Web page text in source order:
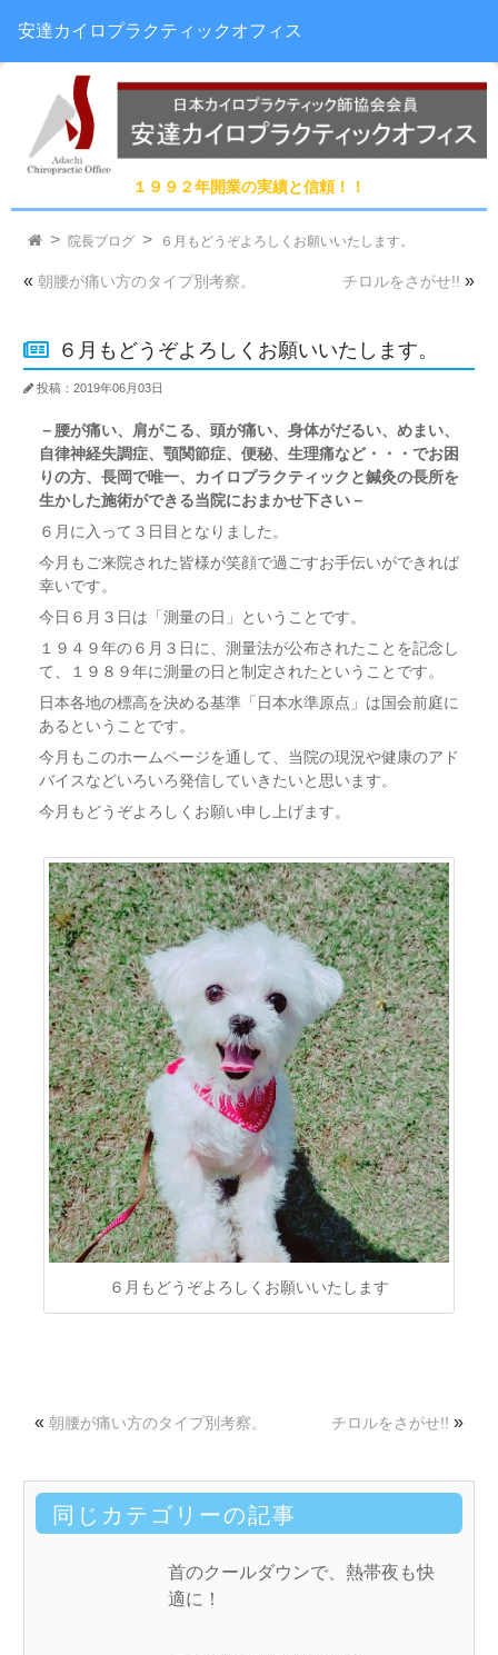
１９９２年開業の実績と信頼！！
安達カイロプラクティックオフィス
院長ブログ ６月もどうぞよろしくお願いいたします。
« 朝腰が痛い方のタイプ別考察。 チロルをさがせ!! »
６月もどうぞよろしくお願いいたします。
投稿：2019年06月03日
－腰が痛い、肩がこる、頭が痛い、身体がだるい、めまい、
自律神経失調症、顎関節症、便秘、生理痛など・・・でお困
りの方、長岡で唯一、カイロプラクティックと鍼灸の長所を
生かした施術ができる当院におまかせ下さい－
６月に入って３日目となりました。
今月もご来院された皆様が笑顔で過ごすお手伝いができれば
幸いです。
今日６月３日は「測量の日」ということです。
１９４９年の６月３日に、測量法が公布されたことを記念し
て、１９８９年に測量の日と制定されたということです。
日本各地の標高を決める基準「日本水準原点」は国会前庭に
あるということです。
今月もこのホームページを通して、当院の現況や健康のアド
バイスなどいろいろ発信していきたいと思います。
今月もどうぞよろしくお願い申し上げます。
６月もどうぞよろしくお願いいたします
« 朝腰が痛い方のタイプ別考察。 チロルをさがせ!! »
同じカテゴリーの記事
首のクールダウンで、熱帯夜も快
適に！